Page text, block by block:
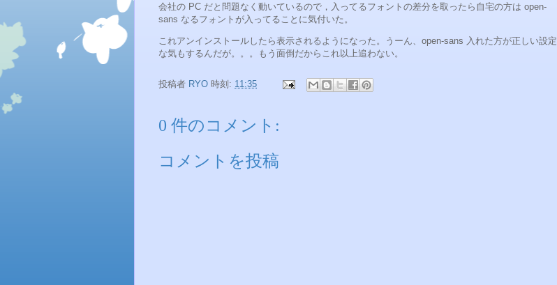
会社の PC だと問題なく動いているので，入ってるフォントの差分を取ったら自宅の方は open-
sans なるフォントが入ってることに気付いた。
これアンインストールしたら表示されるようになった。うーん、open-sans 入れた方が正しい設定
な気もするんだが。。。もう面倒だからこれ以上追わない。
投稿者 RYO 時刻: 11:35
0 件のコメント:
コメントを投稿